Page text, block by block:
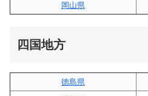
岡山県
四国地方
徳島県